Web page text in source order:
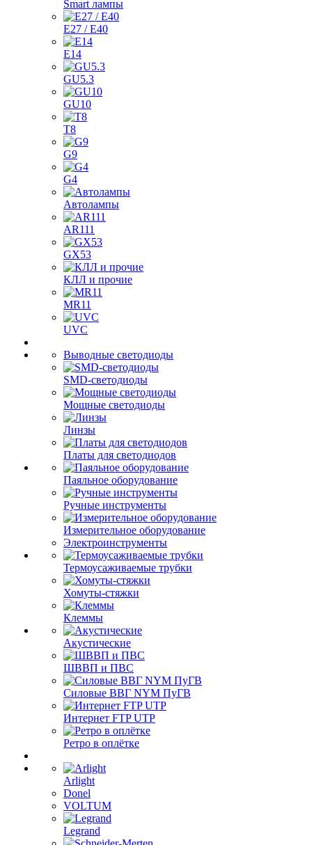
Smart лампы
E27 / E40
E14
GU5.3
GU10
T8
G9
G4
Автолампы
AR111
GX53
КЛЛ и прочие
MR11
UVC
Выводные светодиоды
SMD-светодиоды
Мощные светодиоды
Линзы
Платы для светодиодов
Паяльное оборудование
Ручные инструменты
Измерительное оборудование
Электроинструменты
Термоусаживаемые трубки
Хомуты-стяжки
Клеммы
Акустические
ШВВП и ПВС
Силовые ВВГ NYM ПуГВ
Интернет FTP UTP
Ретро в оплётке
Arlight
Donel
VOLTUM
Legrand